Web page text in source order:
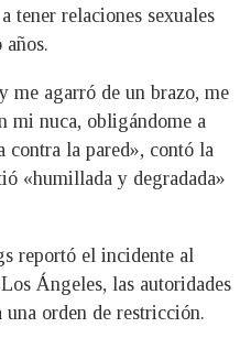
tener relaciones sexuales
me agarró de un brazo, me
mi nuca, obligándome a
contra la pared», contó la
«humillada y degradada»
reportó el incidente al
Ángeles, las autoridades
orden de restricción.